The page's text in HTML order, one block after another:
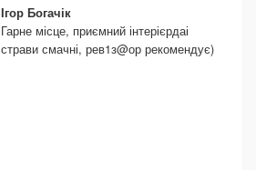
Ігор Богачік
Гарне місце, приємний інтерієрдаі
страви смачні, рев1з@ор рекомендує)